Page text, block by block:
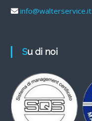
info@walterservice.it
Su di noi